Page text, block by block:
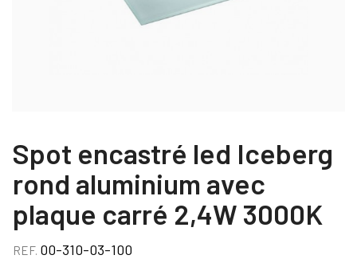
Spot encastré led Iceberg
rond aluminium avec
plaque carré 2,4W 3000K
REF. 00-310-03-100